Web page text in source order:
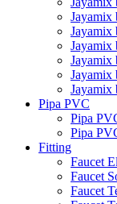
Jayamix
Jayamix
Jayamix
Jayamix
Jayamix
Jayamix
Pipa PVC
Pipa
Pipa
Fitting
Faucet
Faucet
Faucet